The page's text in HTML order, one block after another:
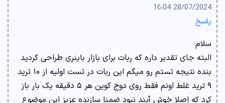
28/07/2024 16:04
پاسخ
سلام
البته جای تقدیر داره که ربات برای بازار باینری طراحی کردید
بنده نتیجه تستم رو میگم این ربات در تست اولیه از ۱۰ ترید
۹ ترید غلط اونم فقط روی دوج کوین هر ۵ دقیقه یک بار باز
کرد که اصلا خوش آیند نبود ضمنا سازنده عزیز این موضوع